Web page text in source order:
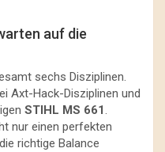
auf die
sechs Disziplinen.
Axt-Hack-Disziplinen und
STIHL MS 661.
nur einen perfekten
richtige Balance